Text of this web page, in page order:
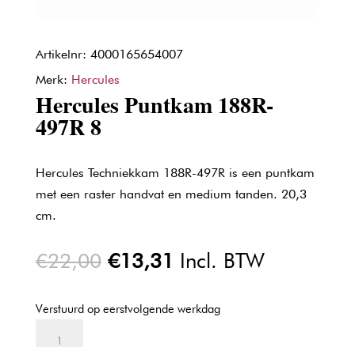
Artikelnr: 4000165654007
Merk: Hercules
Hercules Puntkam 188R-
497R 8
Hercules Techniekkam 188R-497R is een puntkam
met een raster handvat en medium tanden. 20,3
cm.
€22,00 Oorspronkelijke
was:
€22,00.
€13,31 Huidige
is:
€13,31.
Incl. BTW
Verstuurd op eerstvolgende werkdag